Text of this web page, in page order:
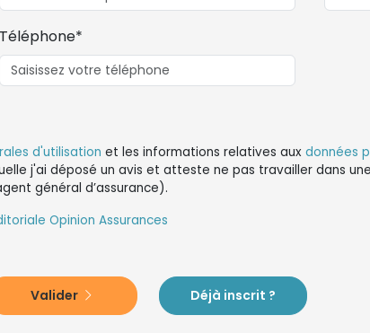
Téléphone*
d'utilisation et les informations relatives aux données
j'ai déposé un avis et atteste ne pas travailler dans
général d’assurance).
Opinion Assurances
Valider Déjà inscrit ?